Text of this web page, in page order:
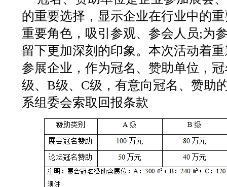
的重要选择，显示企业在行业中的
重要角色，吸引参观、参会人员;为
留下更加深刻的印象。本次活动着
参展企业，作为冠名、赞助单位，
级、B级、C级，有意向冠名、赞助
系组委会索取回报条款